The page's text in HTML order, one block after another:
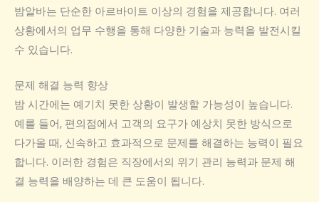
밤알바는 단순한 아르바이트 이상의 경험을 제공합니다. 여러
상황에서의 업무 수행을 통해 다양한 기술과 능력을 발전시킬
수 있습니다.
문제 해결 능력 향상
밤 시간에는 예기치 못한 상황이 발생할 가능성이 높습니다.
예를 들어, 편의점에서 고객의 요구가 예상치 못한 방식으로
다가올 때, 신속하고 효과적으로 문제를 해결하는 능력이 필요
합니다. 이러한 경험은 직장에서의 위기 관리 능력과 문제 해
결 능력을 배양하는 데 큰 도움이 됩니다.